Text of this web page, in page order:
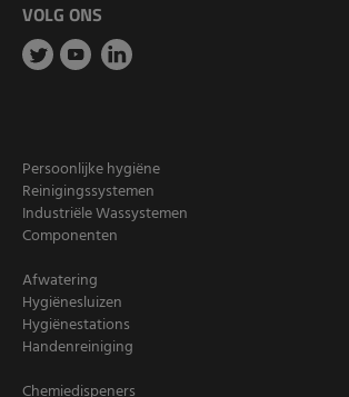
VOLG ONS
Persoonlijke hygiëne
Reinigingssystemen
Industriële Wassystemen
Componenten
Afwatering
Hygiënesluizen
Hygiënestations
Handenreiniging